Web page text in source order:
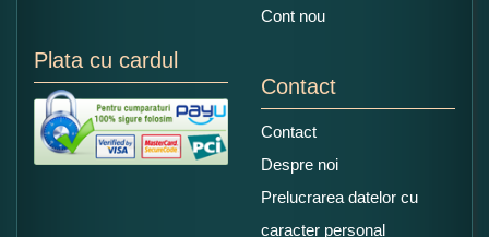
Cont nou
Plata cu cardul
Contact
Contact
Despre noi
Prelucrarea datelor cu
caracter personal